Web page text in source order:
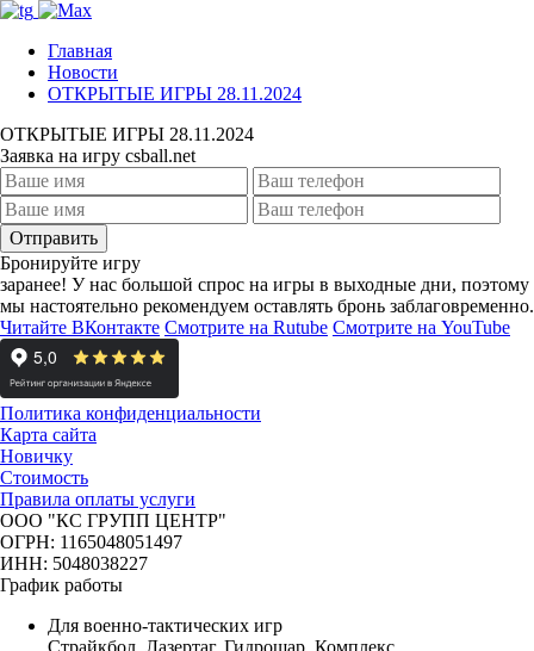
Главная
Новости
ОТКРЫТЫЕ ИГРЫ 28.11.2024
ОТКРЫТЫЕ ИГРЫ 28.11.2024
Заявка на игру csball.net
Отправить
Бронируйте игру
заранее! У нас большой спрос на игры в выходные дни, поэтому
мы настоятельно рекомендуем оставлять бронь заблаговременно.
Читайте ВКонтакте Смотрите на Rutube Смотрите на YouTube
Политика конфиденциальности
Карта сайта
Новичку
Стоимость
Правила оплаты услуги
ООО "КС ГРУПП ЦЕНТР"
ОГРН: 1165048051497
ИНН: 5048038227
График работы
Для военно-тактических игр
Страйкбол, Лазертаг, Гидрошар, Комплекс